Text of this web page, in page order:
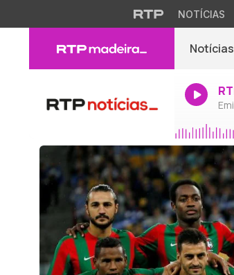
NOTÍCIAS
Notícias